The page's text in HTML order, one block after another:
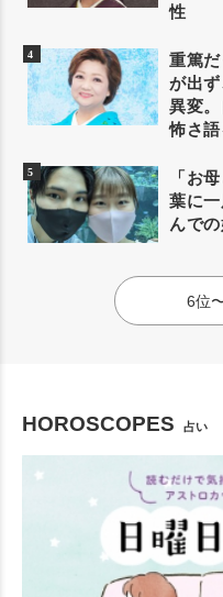
性
重篤
が出
異変
怖さ語
「お
葉に
んで
6位
HOROSCOPES 占い